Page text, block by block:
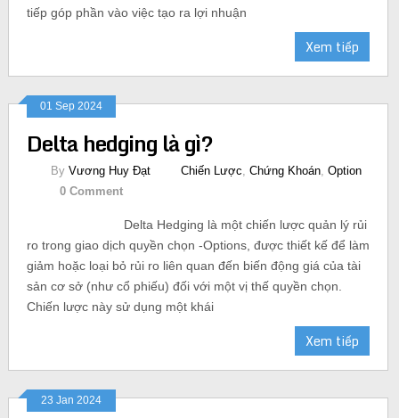
tiếp góp phần vào việc tạo ra lợi nhuận
Xem tiếp
01 Sep 2024
Delta hedging là gì?
By Vương Huy Đạt Chiến Lược Chứng Khoán, Option
0 Comment
Delta Hedging là một chiến lược quản lý rủi
ro trong giao dịch quyền chọn -Options, được thiết kế để làm
giảm hoặc loại bỏ rủi ro liên quan đến biến động giá của tài
sản cơ sở (như cổ phiếu) đối với một vị thế quyền chọn.
Chiến lược này sử dụng một khái
Xem tiếp
23 Jan 2024